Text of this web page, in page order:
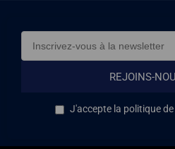
J'accepte la politique